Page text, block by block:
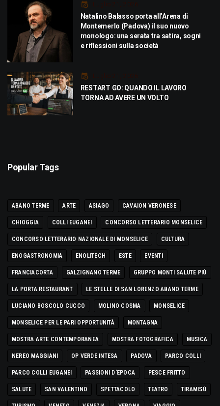
Luglio 21, 2026
Natalino Balasso porta all’Arena di
Montemerlo (Padova) il suo nuovo
monologo: una serata tra satira, sogni
e riflessioni sulla società
Luglio 21, 2026
RESTART GO: QUANDO IL LAVORO
TORNA AD AVERE UN VOLTO
Popular Tags
ABANO TERME ARTE ASIAGO CAVAION VERONESE
CHIOGGIA COLLI EUGANEI CONCORSO LETTERARIO MONSELICE
CONCORSO LETTERARIO NAZIONALE DI MONSELICE CULTURA
ENOGASTRONOMIA ENOLITECH ESTE EVENTI
FRANCIACORTA GALZIGNANO TERME GRUPPO MONTI SALUTE PIÙ
LA PORTA RESTAURANT LE STELLE DI SAN LORENZO ABANO TERME
LUCIANO BOSCOLO CUCCO MOLINO COSMA MONSELICE
MONSELICE PER LE PARI OPPORTUNITÀ MONTAGNA
MOSTRA ARTE CONTEMPORANEA MOSTRA FOTOGRAFICA MUSICA
NEREO MAGGIANI OP VERDE INTESA PADOVA PARCO COLLI
PARCO COLLI EUGANEI PASSIONI D'EPOCA PESCE FRITTO
SALUTE SAN VALENTINO SPETTACOLO TEATRO TIRAMISÙ